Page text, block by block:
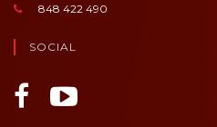
848 422 490
SOCIAL